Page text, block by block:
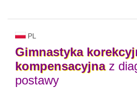
PL
Gimnastyka
kompensacyjnaz
postawy